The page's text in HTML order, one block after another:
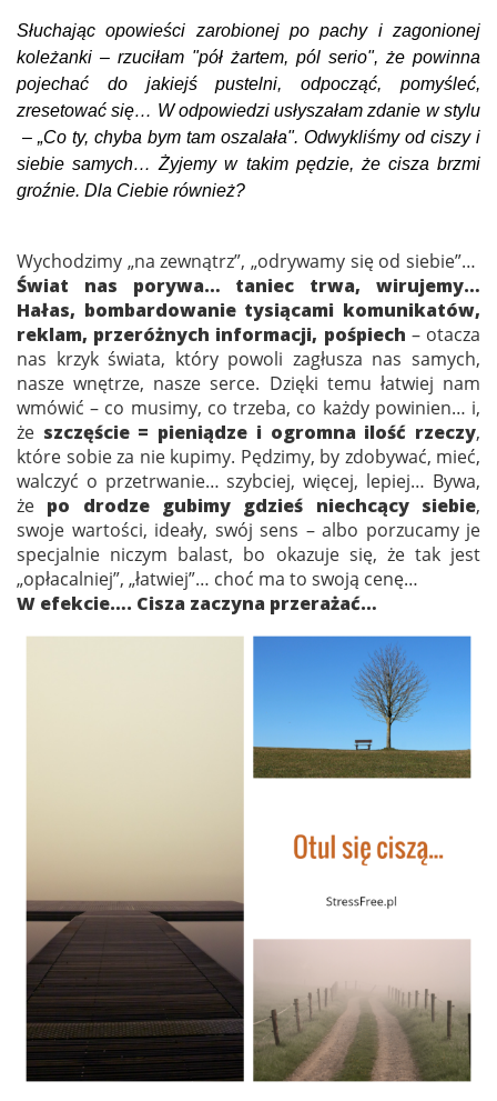
kuchnia
praca
galerie
Słuchając opowieści zarobionej po pachy i zagonionej
koleżanki – rzuciłam "pół żartem, pól serio", że powinna
pojechać do jakiejś pustelni, odpocząć, pomyśleć,
zresetować się… W odpowiedzi usłyszałam zdanie w stylu
– „Co ty, chyba bym tam oszalała". Odwykliśmy od ciszy i
siebie samych… Żyjemy w takim pędzie, że cisza brzmi
groźnie. Dla Ciebie również?
Wychodzimy „na zewnątrz”, „odrywamy się od siebie”…
Świat nas porywa… taniec trwa, wirujemy…
Hałas, bombardowanie tysiącami komunikatów,
reklam, przeróżnych informacji, pośpiech – otacza
nas krzyk świata, który powoli zagłusza nas samych,
nasze wnętrze, nasze serce. Dzięki temu łatwiej nam
wmówić – co musimy, co trzeba, co każdy powinien… i,
że szczęście = pieniądze i ogromna ilość rzeczy,
które sobie za nie kupimy. Pędzimy, by zdobywać, mieć,
walczyć o przetrwanie… szybciej, więcej, lepiej… Bywa,
że po drodze gubimy gdzieś niechcący siebie,
swoje wartości, ideały, swój sens – albo porzucamy je
specjalnie niczym balast, bo okazuje się, że tak jest
„opłacalniej”, „łatwiej”… choć ma to swoją cenę…
W efekcie…. Cisza zaczyna przerażać…